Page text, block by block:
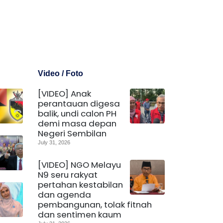
Video / Foto
[VIDEO] Anak
perantauan digesa
balik, undi calon PH
demi masa depan
Negeri Sembilan
July 31, 2026
[VIDEO] NGO Melayu
N9 seru rakyat
pertahan kestabilan
dan agenda
pembangunan, tolak fitnah
dan sentimen kaum